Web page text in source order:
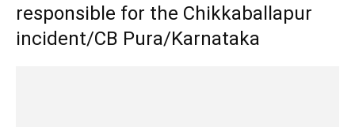
responsible for the Chikkaballapur
incident/CB Pura/Karnataka